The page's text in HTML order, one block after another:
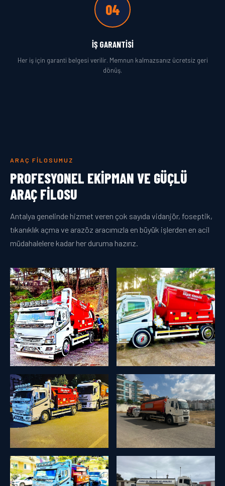
04
İŞ GARANTISI
Her iş için garanti belgesi verilir. Memnun kalmazsanız ücretsiz geri
dönüş.
ARAÇ FILOSUMUZ
PROFESYONEL EKIPMAN VE GÜÇLÜ
ARAÇ FILOSU
Antalya genelinde hizmet veren çok sayıda vidanjör, foseptik,
tıkanıklık açma ve arazöz aracımızla en büyük işlerden en acil
müdahalelere kadar her duruma hazırız.